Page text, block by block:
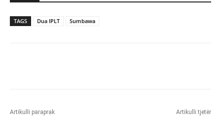
TAGS Dua IPLT Sumbawa
Artikulli paraprak Artikulli tjetër